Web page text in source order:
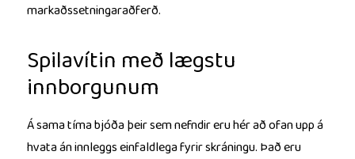
markaðssetningaraðferð.
Spilavítin með lægstu
innborgunum
Á sama tíma bjóða þeir sem nefndir eru hér að ofan upp á
hvata án innleggs einfaldlega fyrir skráningu. Það eru